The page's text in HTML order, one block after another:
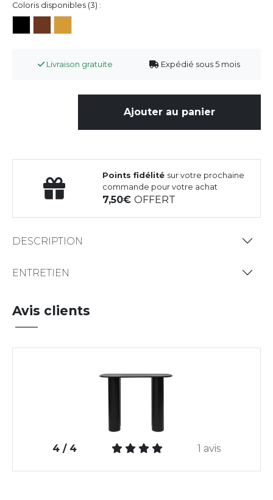
Coloris disponibles (3) :
Livraison gratuite Expédié sous 5 mois
Ajouter au panier
Points fidélité sur votre prochaine
commande pour votre achat
7,50OFFERT
DESCRIPTION
ENTRETIEN
Avis clients
4 / 4 1 avis